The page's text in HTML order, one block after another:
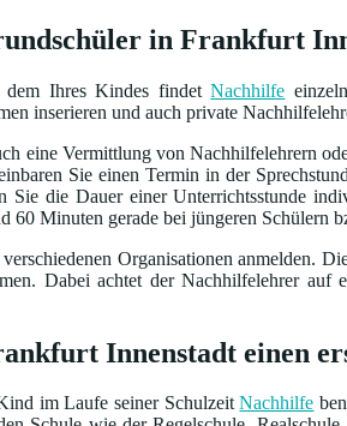
in Frankfurt
dem Ihres Kindes findetNachhilfe
inserieren und auch private
eine Vermittlung von Nachhilfelehrern
Sie einen Termin in der
Sie die Dauer einer Unterrichtsstunde
60 Minuten gerade bei jüngeren Schülern
Organisationen anmelden.
Dabei achtet der Nachhilfelehrer auf
Innenstadt einen
im Laufe seiner SchulzeitNachhilfe